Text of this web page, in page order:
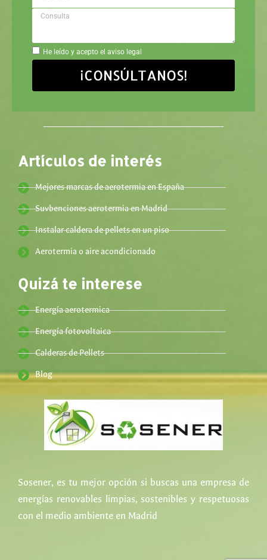
He leído y acepto el aviso legal
¡CONSÚLTANOS!
Artículos de interés
Mejores marcas de aerotermia en España
Suvbenciones aerotermia en Madrid
Instalar caldera de pellets en un piso
Aerotermia o aire acondicionado
Quizá te interese
Energía aerotermica
Energía fotovoltaica
Calderas de Pellets
Blog
Sosener, es tu mejor opción si buscas una empresa de
energías renovables limpias, sostenibles y respetuosas
con el medio ambiente en Madrid